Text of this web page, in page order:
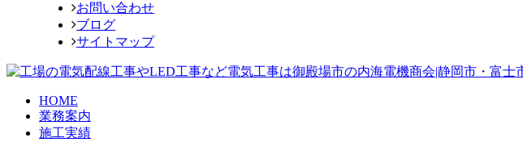
お問い合わせ
ブログ
サイトマップ
HOME
業務案内
施工実績